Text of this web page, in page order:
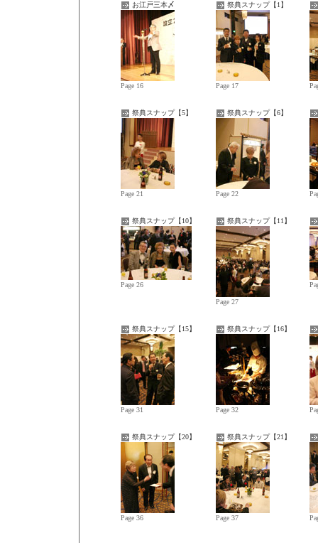
お江戸三本〆
Page 16
祭典スナップ【1】
Page 17
祭典スナップ【5】
Page 21
祭典スナップ【6】
Page 22
祭典スナップ【10】
Page 26
祭典スナップ【11】
Page 27
祭典スナップ【15】
Page 31
祭典スナップ【16】
Page 32
祭典スナップ【20】
Page 36
祭典スナップ【21】
Page 37